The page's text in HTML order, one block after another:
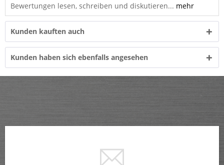
Bewertungen lesen, schreiben und diskutieren... mehr
Kunden kauften auch
Kunden haben sich ebenfalls angesehen